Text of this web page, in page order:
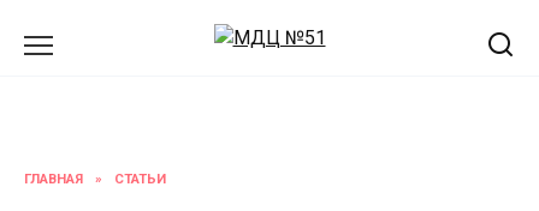
ГЛАВНАЯ » СТАТЬИ